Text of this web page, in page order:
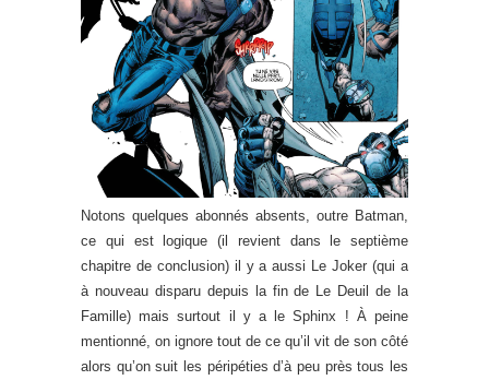
Notons quelques abonnés absents, outre Batman,
ce qui est logique (il revient dans le septième
chapitre de conclusion) il y a aussi Le Joker (qui a
à nouveau disparu depuis la fin de Le Deuil de la
Famille) mais surtout il y a le Sphinx ! À peine
mentionné, on ignore tout de ce qu’il vit de son côté
alors qu’on suit les péripéties d’à peu près tous les